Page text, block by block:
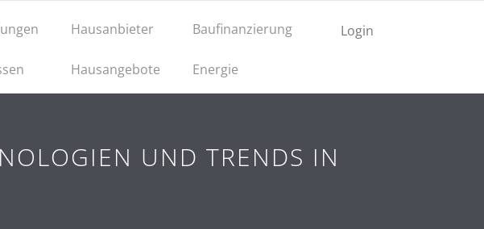
Login
Hausanbieter
Hausangebote
Baufinanzierung
Energie
UND TRENDS IN